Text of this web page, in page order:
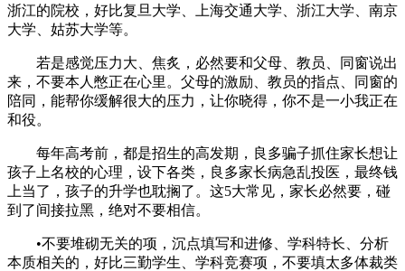
浙江的院校，好比复旦大学、上海交通大学、浙江大学、南京
大学、姑苏大学等。
若是感觉压力大、焦炙，必然要和父母、教员、同窗说出
来，不要本人憋正在心里。父母的激励、教员的指点、同窗的
陪同，能帮你缓解很大的压力，让你晓得，你不是一小我正在
和役。
每年高考前，都是招生的高发期，良多骗子抓住家长想让
孩子上名校的心理，设下各类，良多家长病急乱投医，最终钱
上当了，孩子的升学也耽搁了。这5大常见，家长必然要，碰
到了间接拉黑，绝对不要相信。
•不要堆砌无关的项，沉点填写和进修、学科特长、分析
本质相关的，好比三勤学生、学科竞赛项，不要填太多体裁类